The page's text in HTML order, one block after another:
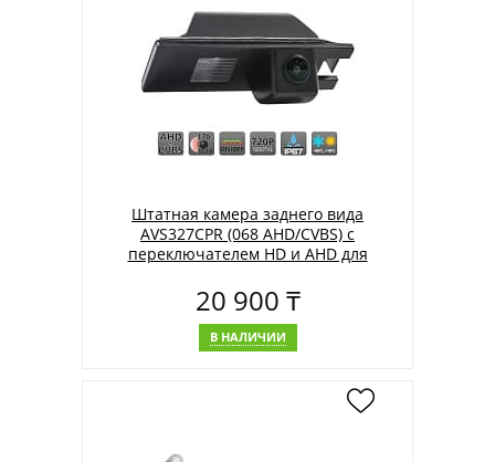
Штатная камера заднего вида
AVS327CPR (068 AHD/CVBS) с
переключателем HD и AHD для
OPEL
20 900 ₸
В НАЛИЧИИ